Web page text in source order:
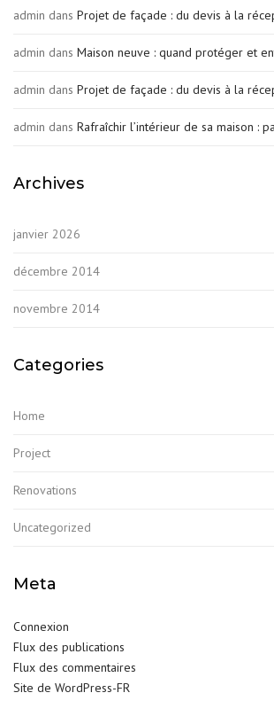
admin dans Projet de façade : du devis à la
admin dans Maison neuve : quand protéger et
admin dans Projet de façade : du devis à la
admin dans Rafraîchir l’intérieur de sa maison :
Archives
janvier 2026
décembre 2014
novembre 2014
Categories
Home
Project
Renovations
Uncategorized
Meta
Connexion
Flux des publications
Flux des commentaires
Site de WordPress-FR